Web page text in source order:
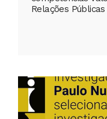
Relações